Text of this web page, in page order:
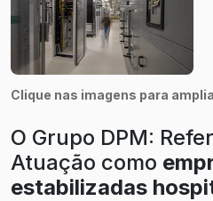
Clique nas imagens para
O Grupo DPM:
Atuação como
estabilizadas